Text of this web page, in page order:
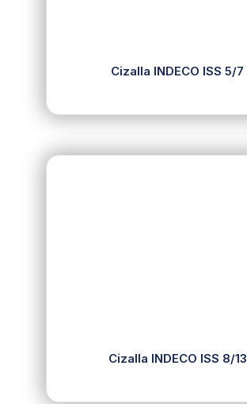
Cizalla INDECO ISS 5/7
Cizalla INDECO ISS 8/13